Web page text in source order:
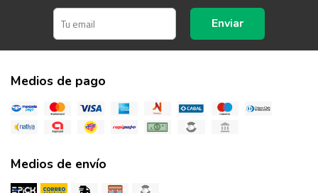
Enviar
Medios de pago
Medios de envío